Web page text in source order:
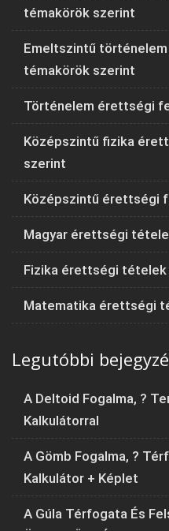
témakörök szerint
Emeltszintű
témakörök szerint
Történelem érettségi
Középszintű fizika
szerint
Középszintű érettségi
Magyar érettségi
Fizika érettségi
Matematika érettségi
Legutóbbi
A Deltoid Fogalma, ?
Kalkulátorral
A Gömb Fogalma, ?
Kalkulátor + Képlet
A Gúla Térfogata És